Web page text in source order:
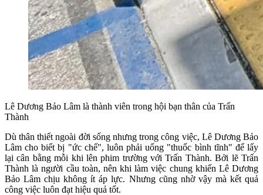
Lê Dương Bảo Lâm là thành viên trong hội bạn thân của Trấn
Thành
Dù thân thiết ngoài đời sống nhưng trong công việc, Lê Dương Bảo
Lâm cho biết bị "ức chế", luôn phải uống "thuốc bình tĩnh" để lấy
lại cân bằng mỗi khi lên phim trường với Trấn Thành. Bởi lẽ Trấn
Thành là người cầu toàn, nên khi làm việc chung khiến Lê Dương
Bảo Lâm chịu không ít áp lực. Nhưng cũng nhờ vậy mà kết quả
công việc luôn đạt hiệu quả tốt.